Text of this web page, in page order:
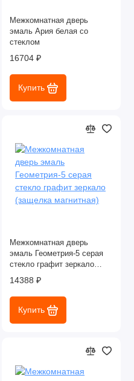
Межкомнатная дверь
эмаль Ария белая со
стеклом
16704 ₽
Купить
Межкомнатная дверь
эмаль Геометрия-5 серая
стекло графит зеркало
(защелка магнитная)
14388 ₽
Купить